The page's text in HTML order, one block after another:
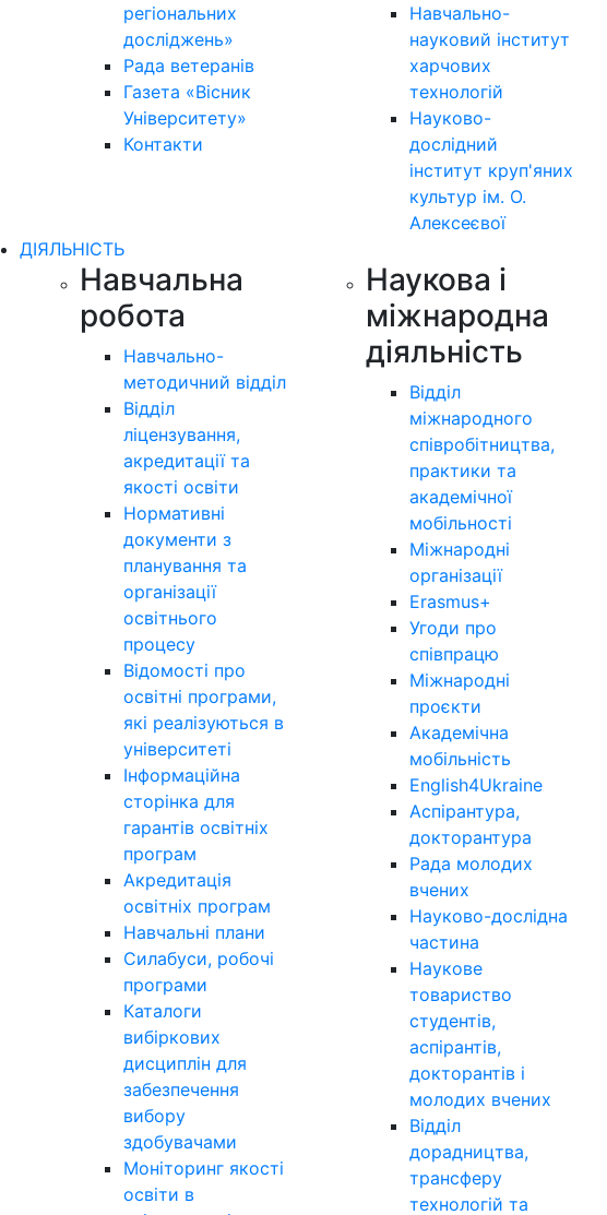
регіональних
досліджень»
Рада ветеранів
Газета «Вісник
Університету»
Контакти
Навчально-
науковий інститут
харчових
технологій
Науково-
дослідний
інститут круп'яних
культур ім. О.
Алексеєвої
ДІЯЛЬНІСТЬ
Навчальна
робота
Навчально-
методичний відділ
Відділ
ліцензування,
акредитації та
якості освіти
Нормативні
документи з
планування та
організації
освітнього
процесу
Відомості про
освітні програми,
які реалізуються в
університеті
Інформаційна
сторінка для
гарантів освітніх
програм
Акредитація
освітніх програм
Навчальні плани
Силабуси, робочі
програми
Каталоги
вибіркових
дисциплін для
забезпечення
вибору
здобувачами
Моніторинг якості
освіти в
Наукова і
міжнародна
діяльність
Відділ
міжнародного
співробітництва,
практики та
академічної
мобільності
Міжнародні
організації
Erasmus+
Угоди про
співпрацю
Міжнародні
проєкти
Академічна
мобільність
English4Ukraine
Аспірантура,
докторантура
Рада молодих
вчених
Науково-дослідна
частина
Наукове
товариство
студентів,
аспірантів,
докторантів і
молодих вчених
Відділ
дорадництва,
трансферу
технологій та